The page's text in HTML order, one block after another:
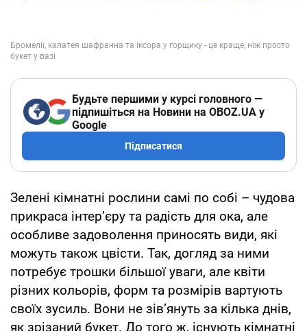
Будьте першими у курсі головного —
підпишіться на Новини на OBOZ.UA у
Google
Підписатися
Зелені кімнатні рослини самі по собі – чудова
прикраса інтер’єру та радість для ока, але
особливе задоволення приносять види, які
можуть також цвісти. Так, догляд за ними
потребує трошки більшої уваги, але квіти
різних кольорів, форм та розмірів вартують
своїх зусиль. Вони не зів’януть за кілька днів,
як зрізаний букет. До того ж, існують кімнатні